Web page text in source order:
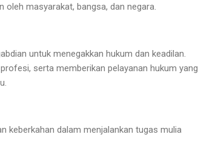
masyarakat, bangsa, dan negara.
untuk menegakkan hukum dan keadilan.
serta memberikan pelayanan hukum yang
keberkahan dalam menjalankan tugas mulia